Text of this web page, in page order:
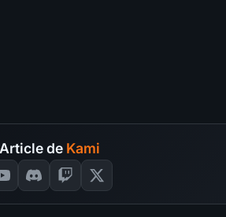
Article de Kami